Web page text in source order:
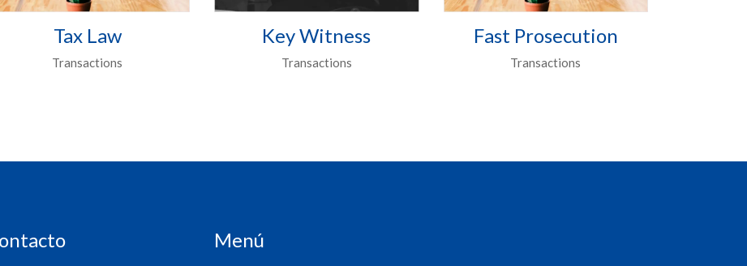
Tax Law
Transactions
Key Witness
Transactions
Fast Prosecution
Transactions
Menú